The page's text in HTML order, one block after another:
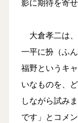
大倉孝二は
一平に扮（ふ
福野というキ
いなものを、
しながら試み
です」とコメン